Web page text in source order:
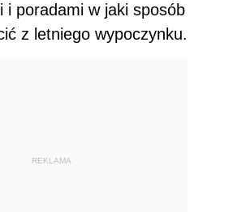
i poradami w jaki sposób
z letniego wypoczynku.
REKLAMA